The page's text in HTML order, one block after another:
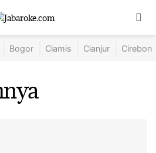
Bogor Ciamis Cianjur Cirebon